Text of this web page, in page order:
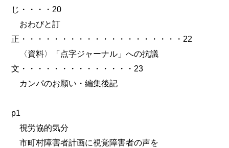
じ・・・・20
おわびと訂
正・・・・・・・・・・・・・・・・・・・・22
〈資料〉「点字ジャーナル」への抗議
文・・・・・・・・・・・・・・23
カンパのお願い・編集後記
p1
視労協的気分
市町村障害者計画に視覚障害者の声を